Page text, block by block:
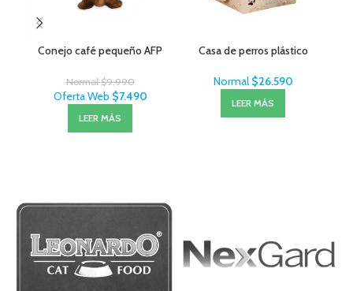
Conejo café pequeño AFP
Normal$9.990
Oferta Web $7.490
LEER MÁS
Casa de perros plástico
Normal $26.590
LEER MÁS